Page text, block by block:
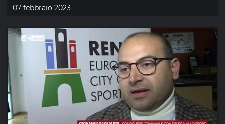
07 febbraio 2023